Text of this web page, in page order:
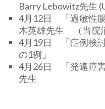
Barry Lebowitz先生
4月12日 「過敏性
木英雄先生 （当院
4月19日 「症例検
の1例」
4月26日 「発達障
先生